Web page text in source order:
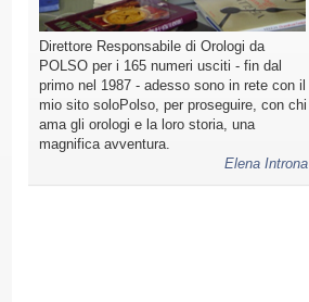
Direttore Responsabile di Orologi da
POLSO per i 165 numeri usciti - fin dal
primo nel 1987 - adesso sono in rete con il
mio sito soloPolso, per proseguire, con chi
ama gli orologi e la loro storia, una
magnifica avventura.
Elena Introna